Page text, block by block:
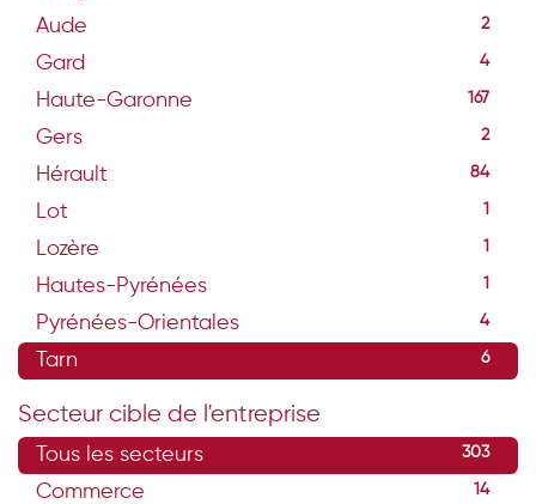
Aude 2
Gard 4
Haute-Garonne 167
Gers 2
Hérault 84
Lot 1
Lozère 1
Hautes-Pyrénées 1
Pyrénées-Orientales 4
Tarn 6
Secteur cible de l'entreprise
Tous les secteurs 303
Commerce 14